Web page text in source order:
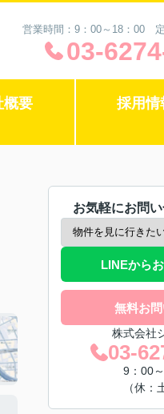
営業時間：9：00～18：00
03-
概要 採用情
お気軽にお問
LINEから
無料お
株式会社
03-
9：00
（休：